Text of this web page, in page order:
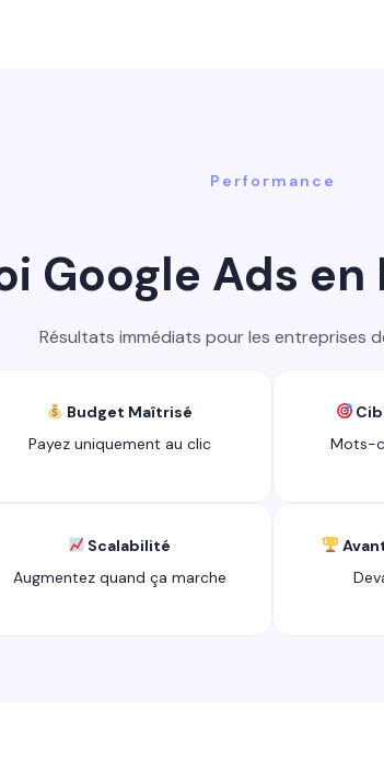
Performance
Google Ads
Résultats immédiats pour les entreprises
Budget Maîtrisé
Payez uniquement au clic
Mots-
Scalabilité
Augmentez quand ça marche